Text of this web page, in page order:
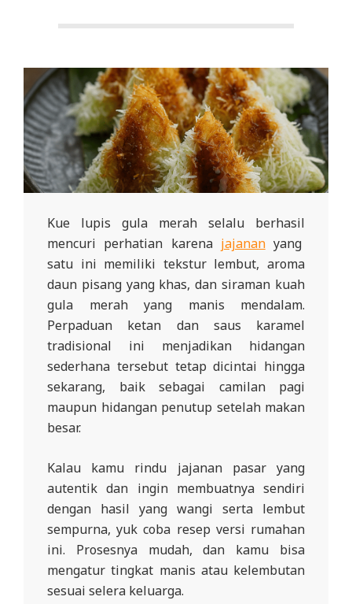
Kue lupis gula merah selalu berhasil
mencuri perhatian karena jajananyang
satu ini memiliki tekstur lembut, aroma
daun pisang yang khas, dan siraman kuah
gula merah yang manis mendalam.
Perpaduan ketan dan saus karamel
tradisional ini menjadikan hidangan
sederhana tersebut tetap dicintai hingga
sekarang, baik sebagai camilan pagi
maupun hidangan penutup setelah makan
besar.
Kalau kamu rindu jajanan pasar yang
autentik dan ingin membuatnya sendiri
dengan hasil yang wangi serta lembut
sempurna, yuk coba resep versi rumahan
ini. Prosesnya mudah, dan kamu bisa
mengatur tingkat manis atau kelembutan
sesuai selera keluarga.